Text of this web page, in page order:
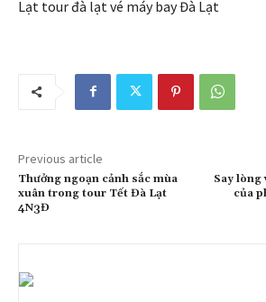
Lạt tour đà lạt vé máy bay Đà Lạt
Previous article
Thưởng ngoạn cảnh sắc mùa
xuân trong tour Tết Đà Lạt
4N3Đ
Say lòng
của